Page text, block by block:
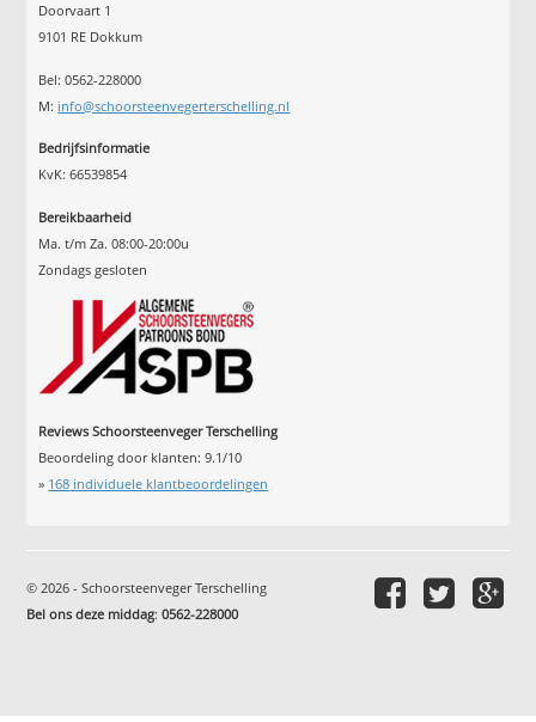
Doorvaart 1
9101 RE Dokkum
Bel: 0562-228000
M: info@schoorsteenvegerterschelling.nl
Bedrijfsinformatie
KvK: 66539854
Bereikbaarheid
Ma. t/m Za. 08:00-20:00u
Zondags gesloten
Reviews Schoorsteenveger Terschelling
Beoordeling door klanten:9.1/10
» 168 individuele klantbeoordelingen
© 2026 - Schoorsteenveger Terschelling
Bel ons deze middag:0562-228000